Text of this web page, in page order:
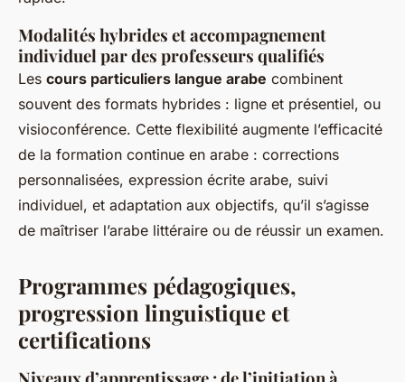
Modalités hybrides et accompagnement
individuel par des professeurs qualifiés
Les cours particuliers langue arabe combinent
souvent des formats hybrides : ligne et présentiel, ou
visioconférence. Cette flexibilité augmente l’efficacité
de la formation continue en arabe : corrections
personnalisées, expression écrite arabe, suivi
individuel, et adaptation aux objectifs, qu’il s’agisse
de maîtriser l’arabe littéraire ou de réussir un examen.
Programmes pédagogiques,
progression linguistique et
certifications